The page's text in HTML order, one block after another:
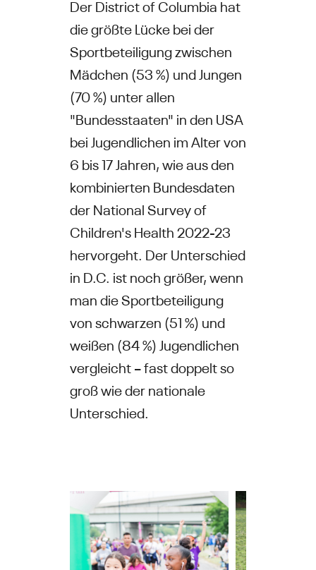
Der District of Columbia hat
die größte Lücke bei der
Sportbeteiligung zwischen
Mädchen (53 %) und Jungen
(70 %) unter allen
"Bundesstaaten" in den USA
bei Jugendlichen im Alter von
6 bis 17 Jahren, wie aus den
kombinierten Bundesdaten
der National Survey of
Children's Health 2022-23
hervorgeht. Der Unterschied
in D.C. ist noch größer, wenn
man die Sportbeteiligung
von schwarzen (51 %) und
weißen (84 %) Jugendlichen
vergleicht – fast doppelt so
groß wie der nationale
Unterschied.